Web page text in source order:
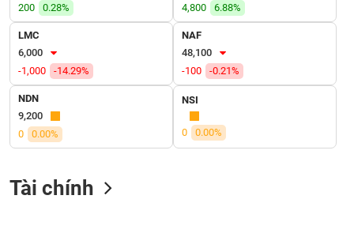
200
0.28%
4,800
6.88%
LMC
6,000
-1,000
-14.29%
NAF
48,100
-100
-0.21%
NDN
9,200
0
0.00%
NSI
0 0.00%
Tài chính
SỨC
KHỎE
TÀI
CHÍNH